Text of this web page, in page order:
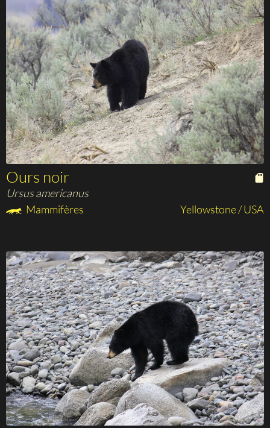
Ours noir
Ursus americanus
Mammifères
Yellowstone / USA